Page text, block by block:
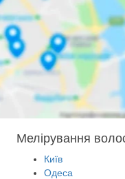
Мелірування
Київ
Одеса